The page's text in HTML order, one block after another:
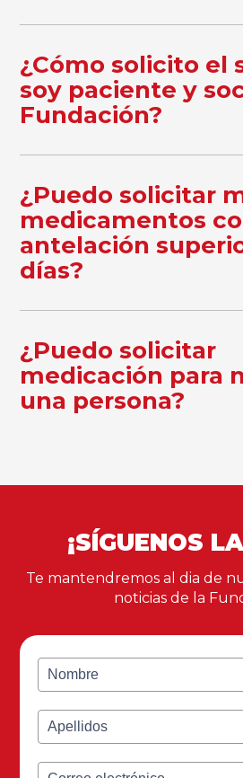
¿Cómo solicito el
soy paciente y
Fundación?
¿Puedo solicitar
medicamentos
antelación
días?
¿Puedo solicitar
medicación para
una persona?
¡SÍGUENOS
Te mantendremos al dia de
noticias de la